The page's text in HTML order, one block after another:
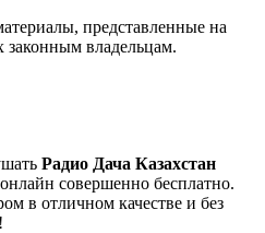
представленные на
законным владельцам.
Радио Дача Казахстан
совершенно бесплатно.
в отличном качестве и без